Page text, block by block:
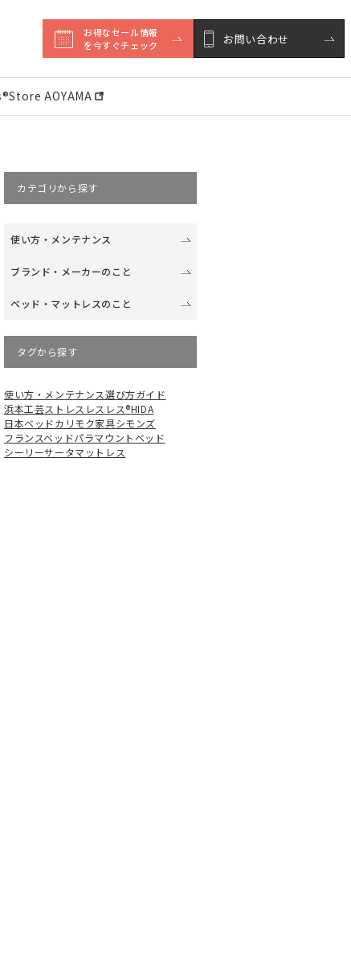
お得なセール情報
を今すぐチェック
お問い合わせ
AOYAMA
カテゴリから探す
使い方・メンテナンス
ブランド・メーカーのこと
ベッド・マットレスのこと
タグから探す
使い方・メンテナンス選び方ガイド
浜本工芸ストレスレスレス®HIDA
日本ベッドカリモク家具シモンズ
フランスベッドパラマウントベッド
シーリーサータマットレス